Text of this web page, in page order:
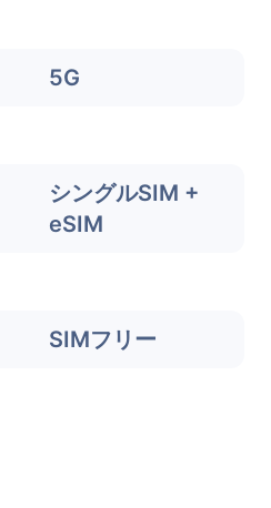
5G
シングルSIM +
eSIM
SIMフリー